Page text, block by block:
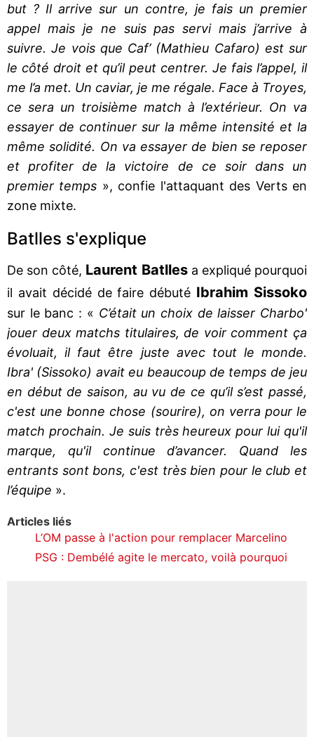
but ? Il arrive sur un contre, je fais un premier
appel mais je ne suis pas servi mais j’arrive à
suivre. Je vois que Caf’ (Mathieu Cafaro) est sur
le côté droit et qu’il peut centrer. Je fais l’appel, il
me l’a met. Un caviar, je me régale. Face à Troyes,
ce sera un troisième match à l’extérieur. On va
essayer de continuer sur la même intensité et la
même solidité. On va essayer de bien se reposer
et profiter de la victoire de ce soir dans un
premier temps », confie l'attaquant des Verts en
zone mixte.
Batlles s'explique
De son côté, Laurent Batllesa expliqué pourquoi
il avait décidé de faire débuté Ibrahim Sissoko
sur le banc : « C’était un choix de laisser Charbo'
jouer deux matchs titulaires, de voir comment ça
évoluait, il faut être juste avec tout le monde.
Ibra' (Sissoko) avait eu beaucoup de temps de jeu
en début de saison, au vu de ce qu’il s’est passé,
c'est une bonne chose (sourire), on verra pour le
match prochain. Je suis très heureux pour lui qu'il
marque, qu'il continue d’avancer. Quand les
entrants sont bons, c'est très bien pour le club et
l’équipe ».
Articles liés
L’OM passe à l'action pour remplacer Marcelino
PSG : Dembélé agite le mercato, voilà pourquoi